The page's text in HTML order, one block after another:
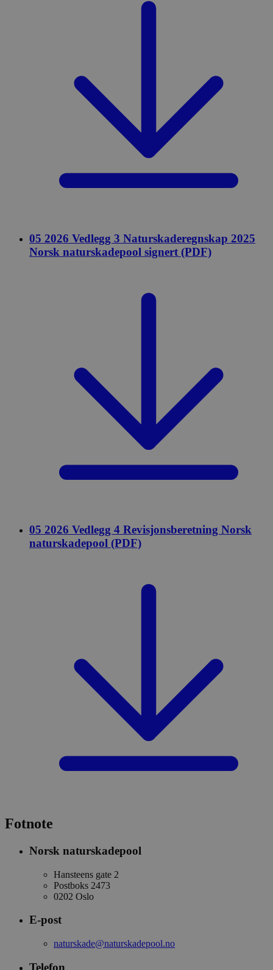
05 2026 Vedlegg 3 Naturskaderegnskap 2025
Norsk naturskadepool signert (PDF)
05 2026 Vedlegg 4 Revisjonsberetning Norsk
naturskadepool (PDF)
Fotnote
Norsk naturskadepool
Hansteens gate 2
Postboks 2473
0202 Oslo
E-post
naturskade@naturskadepool.no
Telefon